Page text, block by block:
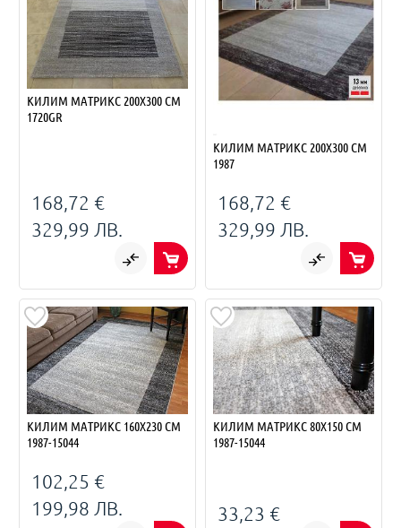
КИЛИМ МАТРИКС 200Х300 СМ
1720GR
168,72 €
329,99 ЛВ.
КИЛИМ МАТРИКС 200Х300 СМ
1987
168,72 €
329,99 ЛВ.
КИЛИМ МАТРИКС 160Х230 СМ
1987-15044
102,25 €
199,98 ЛВ.
КИЛИМ МАТРИКС 80Х150 СМ
1987-15044
33,23 €